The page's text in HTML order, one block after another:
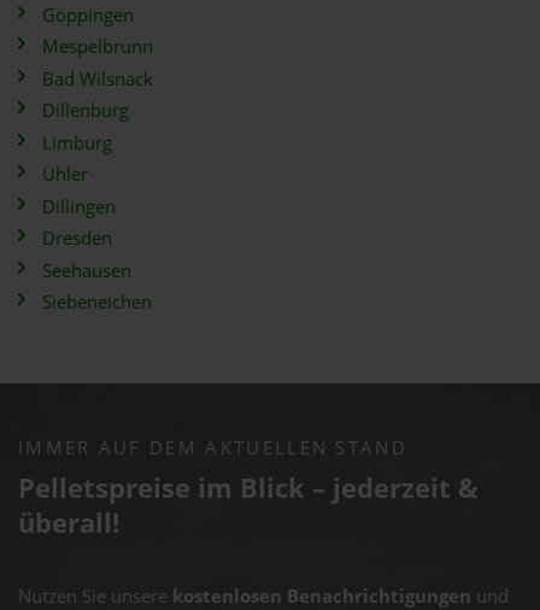
Göppingen
Mespelbrunn
Bad Wilsnack
Dillenburg
Limburg
Uhler
Dillingen
Dresden
Seehausen
Siebeneichen
IMMER AUF DEM AKTUELLEN STAND
Pelletspreise im Blick – jederzeit &
überall!
Nutzen Sie unsere kostenlosen Benachrichtigungen und